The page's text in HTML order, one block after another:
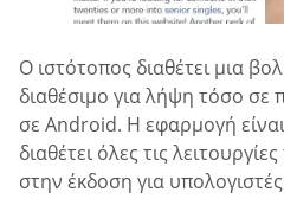
Ο ιστότοπος διαθέτει μια
διαθέσιμο για λήψη τόσο σε
σε Android. Η εφαρμογή
διαθέτει όλες τις
στην έκδοση για